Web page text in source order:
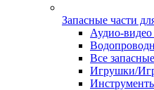
Запасные части
Аудио-видео
Все
Игрушки/